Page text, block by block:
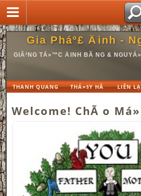
Gia Pháº£ Äinh -
GIÃ²NG TÁ»™C ÄINH BÃ NG &
THANH QUANG THÁ»§Y HÃ LIÊN
Welcome! ChÃ o